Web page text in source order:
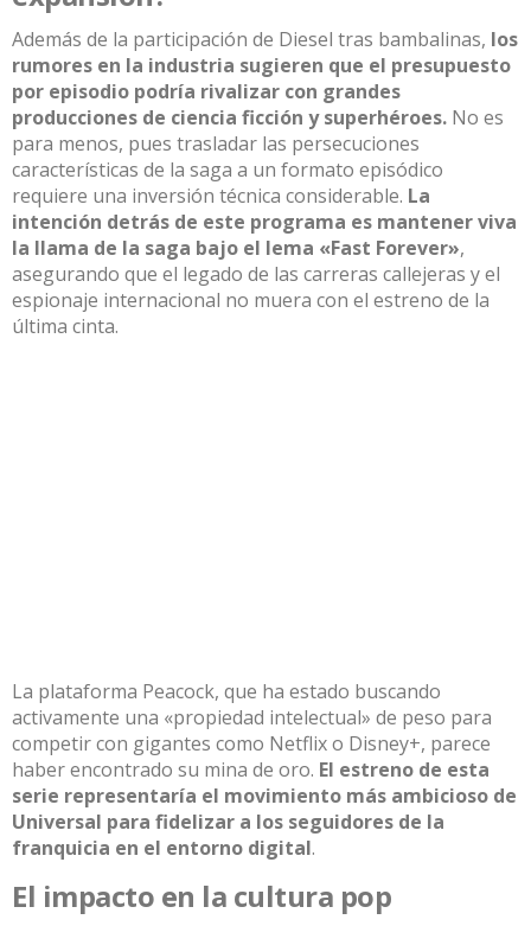
Además de la participación de Diesel tras bambalinas, los
rumores en la industria sugieren que el presupuesto
por episodio podría rivalizar con grandes
producciones de ciencia ficción y superhéroes. No es
para menos, pues trasladar las persecuciones
características de la saga a un formato episódico
requiere una inversión técnica considerable. La
intención detrás de este programa es mantener viva
la llama de la saga bajo el lema «Fast Forever»,
asegurando que el legado de las carreras callejeras y el
espionaje internacional no muera con el estreno de la
última cinta.
La plataforma Peacock, que ha estado buscando
activamente una «propiedad intelectual» de peso para
competir con gigantes como Netflix o Disney+, parece
haber encontrado su mina de oro. El estreno de esta
serie representaría el movimiento más ambicioso de
Universal para fidelizar a los seguidores de la
franquicia en el entorno digital.
El impacto en la cultura pop